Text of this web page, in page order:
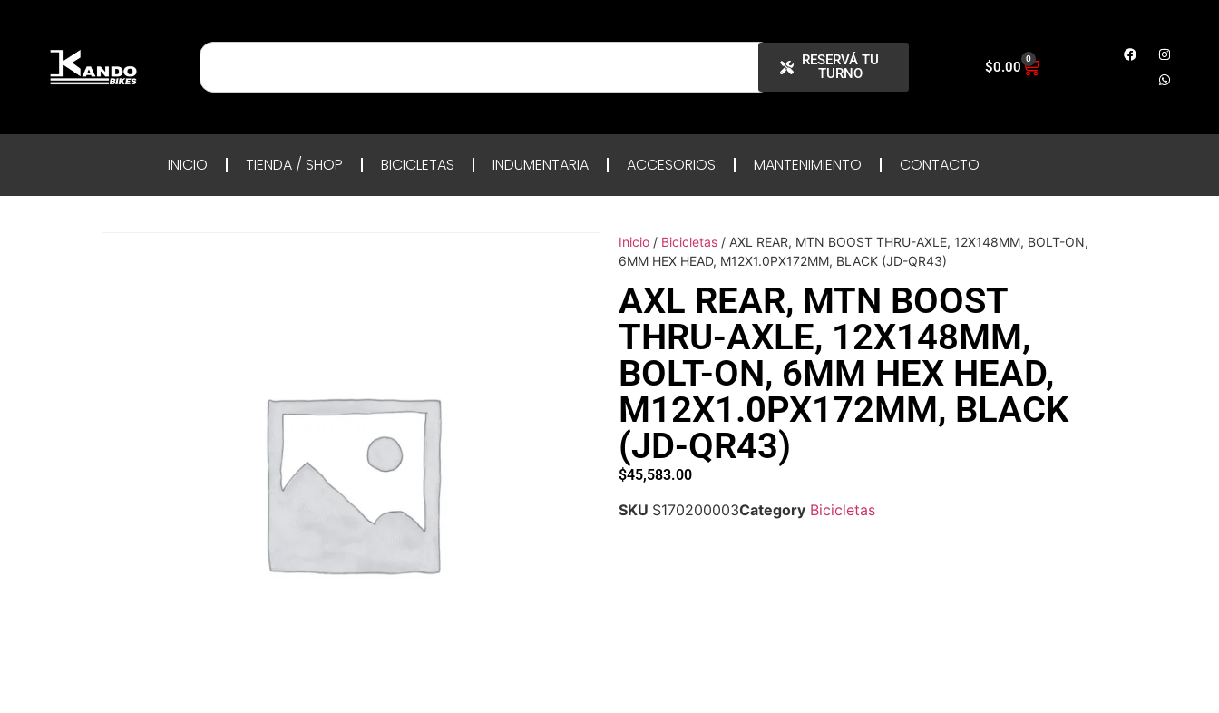
RESERVÁ TU
TURNO
$0.00 0
INICIO TIENDA / SHOP BICICLETAS INDUMENTARIA ACCESORIOS MANTENIMIENTO CONTACTO
Inicio / Bicicletas / AXL REAR, MTN BOOST THRU-AXLE, 12X148MM, BOLT-ON,
6MM HEX HEAD, M12X1.0PX172MM, BLACK (JD-QR43)
AXL REAR, MTN BOOST
THRU-AXLE, 12X148MM,
BOLT-ON, 6MM HEX HEAD,
M12X1.0PX172MM, BLACK
(JD-QR43)
$45,583.00
SKU S170200003Category Bicicletas